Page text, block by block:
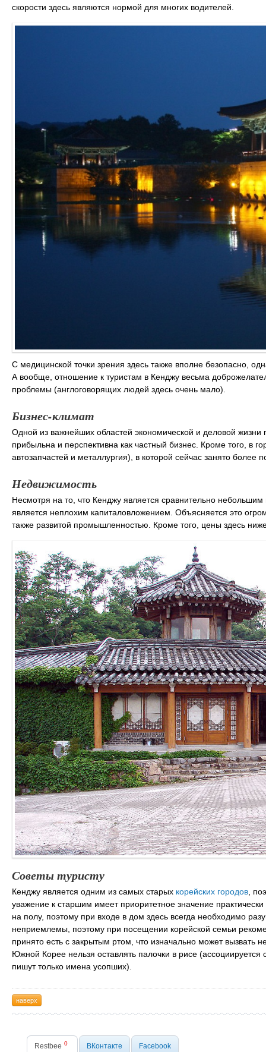
скорости здесь являются нормой для многих водителей.
С медицинской точки зрения здесь также вполне безопасно,
А вообще, отношение к туристам в Кенджу весьма
проблемы (англоговорящих людей здесь очень мало).
Бизнес-климат
Одной из важнейших областей экономической и деловой
прибыльна и перспективна как частный бизнес. Кроме того, в
автозапчастей и металлургия), в которой сейчас занято более
Недвижимость
Несмотря на то, что Кенджу является сравнительно
является неплохим капиталовложением. Объясняется это
также развитой промышленностью. Кроме того, цены здесь
Советы туристу
Кенджу является одним из самых старых корейских городов ,
уважение к старшим имеет приоритетное значение
на полу, поэтому при входе в дом здесь всегда необходимо
неприемлемы, поэтому при посещении корейской семьи
принято есть с закрытым ртом, что изначально может вызвать
Южной Корее нельзя оставлять палочки в рисе
пишут только имена усопших).
наверх
Restbee 0 ВКонтакте Facebook